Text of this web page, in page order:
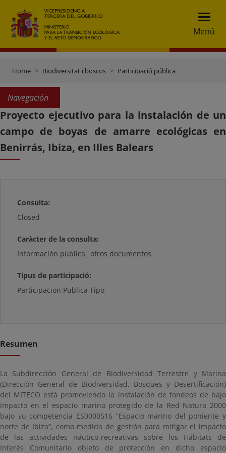
Menú
Home Biodiversitat i boscos Participació pública
Navegación
Proyecto ejecutivo para la instalación de un
campo de boyas de amarre ecológicas en
Benirrás, Ibiza, en Illes Balears
Consulta:
Closed
Caràcter de la consulta:
Información pública_ otros documentos
Tipus de participació:
Participacion Publica Tipo
Resumen
La Subdirección General de Biodiversidad Terrestre y Marina
(Dirección General de Biodiversidad, Bosques y Desertificación)
del MITECO está promoviendo la instalación de fondeos de bajo
impacto en el espacio marino protegido de la Red Natura 2000
bajo su competencia ES0000516 “Espacio marino del poniente y
norte de Ibiza”, como medida de gestión para mitigar el impacto
de las actividades náutico-recreativas sobre los Hábitats de
Interés Comunitario objeto de protección en dicho espacio